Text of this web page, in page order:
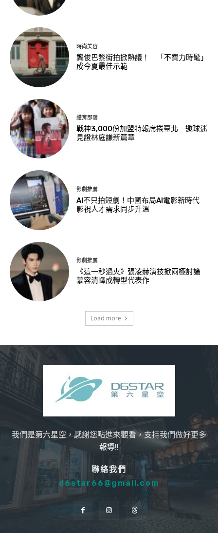
時尚美容
龔俊巴黎街拍掀熱議！ 「不費力時髦」
成今夏最佳示範
體育部落
戰神3,000份加盟特報席捲臺北 邀球迷
見證林庭謙新篇章
影劇推薦
AI不只拍短劇！中國布局AI電影新時代
影視人才需求同步升溫
影劇推薦
《這一秒過火》張凌赫演技掀兩極討論
慕容清嶧成轉型代表作
Load more
我們是第六星空，感謝您點進來觀看，支持我們做好更多
報導!!
聯絡我們
d6star66@gmail.com